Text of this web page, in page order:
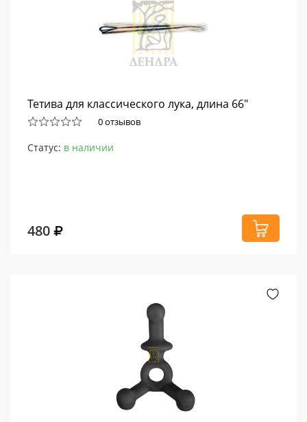
Тетива для классического лука, длина 66"
0 отзывов
Статус: в наличии
480